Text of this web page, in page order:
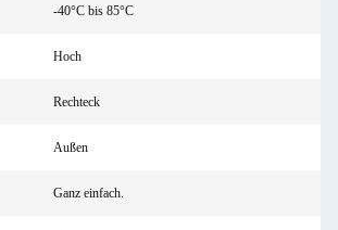
-40°C bis 85°C
Hoch
Rechteck
Außen
Ganz einfach.